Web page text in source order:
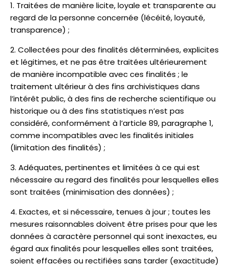
Traitées de manière licite, loyale et transparente au
regard de la personne concernée (lécéité, loyauté,
transparence) ;
Collectées pour des finalités déterminées, explicites
et légitimes, et ne pas être traitées ultérieurement
de manière incompatible avec ces finalités ; le
traitement ultérieur à des fins archivistiques dans
l’intérêt public, à des fins de recherche scientifique ou
historique ou à des fins statistiques n’est pas
considéré, conformément à l’article 89, paragraphe 1,
comme incompatibles avec les finalités initiales
(limitation des finalités) ;
Adéquates, pertinentes et limitées à ce qui est
nécessaire au regard des finalités pour lesquelles elles
sont traitées (minimisation des données) ;
Exactes, et si nécessaire, tenues à jour ; toutes les
mesures raisonnables doivent être prises pour que les
données à caractère personnel qui sont inexactes, eu
égard aux finalités pour lesquelles elles sont traitées,
soient effacées ou rectifiées sans tarder (exactitude)